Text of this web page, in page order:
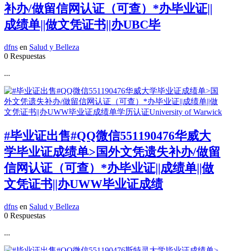
补办/做留信网认证（可查）*办毕业证||
成绩单||做文凭证书||办UBC毕
dfns en Salud y Belleza
0 Respuestas
...
#毕业证出售#QQ微信551190476华威大
学毕业证成绩单>国外文凭遗失补办/做留
信网认证（可查）*办毕业证||成绩单||做
文凭证书||办UWW毕业证成绩
dfns en Salud y Belleza
0 Respuestas
...